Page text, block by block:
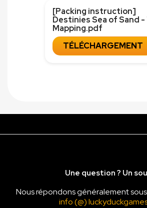
[Packing instruction]
Destinies Sea of Sand -
Mapping.pdf
TÉLÉCHARGEMENT
Une question ? Un
Nous répondons généralement sous
info (@)